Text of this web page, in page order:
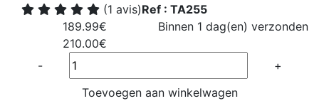
(1 avis)Ref : TA255
189.99€
210.00€
Binnen 1 dag(en) verzonden
Quantité
-
+
Toevoegen aan winkelwagen